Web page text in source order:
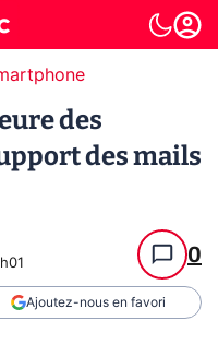
des
des mails
0
Ajoutez-nous en favori